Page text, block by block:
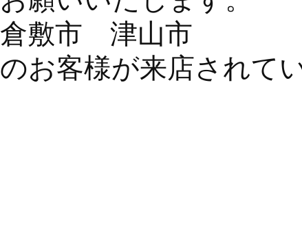
倉敷市 津山
のお客様が来店されて